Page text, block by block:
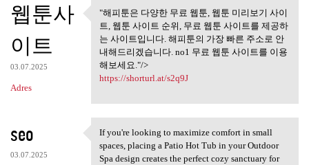
웹툰사
이트
03.07.2025
Adres
"해피툰은 다양한 무료 웹툰, 웹툰
미리보기 사이트,
"해피툰은 다양한 무료 웹툰, 웹툰 미리보기 사이
트, 웹툰 사이트 순위, 무료 웹툰 사이트를 제공하
는 사이트입니다. 해피툰의 가장 빠른 주소로 안
내해드리겠습니다. no1 무료 웹툰 사이트를 이용
해보세요."/>
https://shorturl.at/s2q9J
seo
03.07.2025
If you're looking to maximize
If you're looking to maximize comfort in small
spaces, placing a Patio Hot Tub in your Outdoor
Spa design creates the perfect cozy sanctuary for